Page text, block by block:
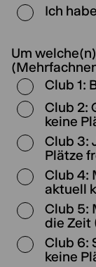
Ich
Um
Club 1:
Club 2:
keine
Club 3:
Plätze
Club 4:
aktuell
Club 5:
die Zeit
Club 6:
keine